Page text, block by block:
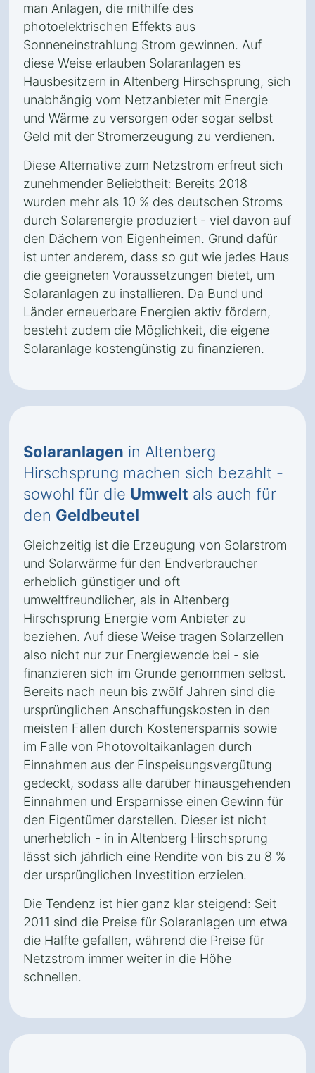
man Anlagen, die mithilfe des
photoelektrischen Effekts aus
Sonneneinstrahlung Strom gewinnen. Auf
diese Weise erlauben Solaranlagen es
Hausbesitzern in Altenberg Hirschsprung, sich
unabhängig vom Netzanbieter mit Energie
und Wärme zu versorgen oder sogar selbst
Geld mit der Stromerzeugung zu verdienen.
Diese Alternative zum Netzstrom erfreut sich
zunehmender Beliebtheit: Bereits 2018
wurden mehr als 10 % des deutschen Stroms
durch Solarenergie produziert - viel davon auf
den Dächern von Eigenheimen. Grund dafür
ist unter anderem, dass so gut wie jedes Haus
die geeigneten Voraussetzungen bietet, um
Solaranlagen zu installieren. Da Bund und
Länder erneuerbare Energien aktiv fördern,
besteht zudem die Möglichkeit, die eigene
Solaranlage kostengünstig zu finanzieren.
Solaranlagen in Altenberg
Hirschsprung machen sich bezahlt -
sowohl für die Umwelt als auch für
den Geldbeutel
Gleichzeitig ist die Erzeugung von Solarstrom
und Solarwärme für den Endverbraucher
erheblich günstiger und oft
umweltfreundlicher, als in Altenberg
Hirschsprung Energie vom Anbieter zu
beziehen. Auf diese Weise tragen Solarzellen
also nicht nur zur Energiewende bei - sie
finanzieren sich im Grunde genommen selbst.
Bereits nach neun bis zwölf Jahren sind die
ursprünglichen Anschaffungskosten in den
meisten Fällen durch Kostenersparnis sowie
im Falle von Photovoltaikanlagen durch
Einnahmen aus der Einspeisungsvergütung
gedeckt, sodass alle darüber hinausgehenden
Einnahmen und Ersparnisse einen Gewinn für
den Eigentümer darstellen. Dieser ist nicht
unerheblich - in in Altenberg Hirschsprung
lässt sich jährlich eine Rendite von bis zu 8 %
der ursprünglichen Investition erzielen.
Die Tendenz ist hier ganz klar steigend: Seit
2011 sind die Preise für Solaranlagen um etwa
die Hälfte gefallen, während die Preise für
Netzstrom immer weiter in die Höhe
schnellen.